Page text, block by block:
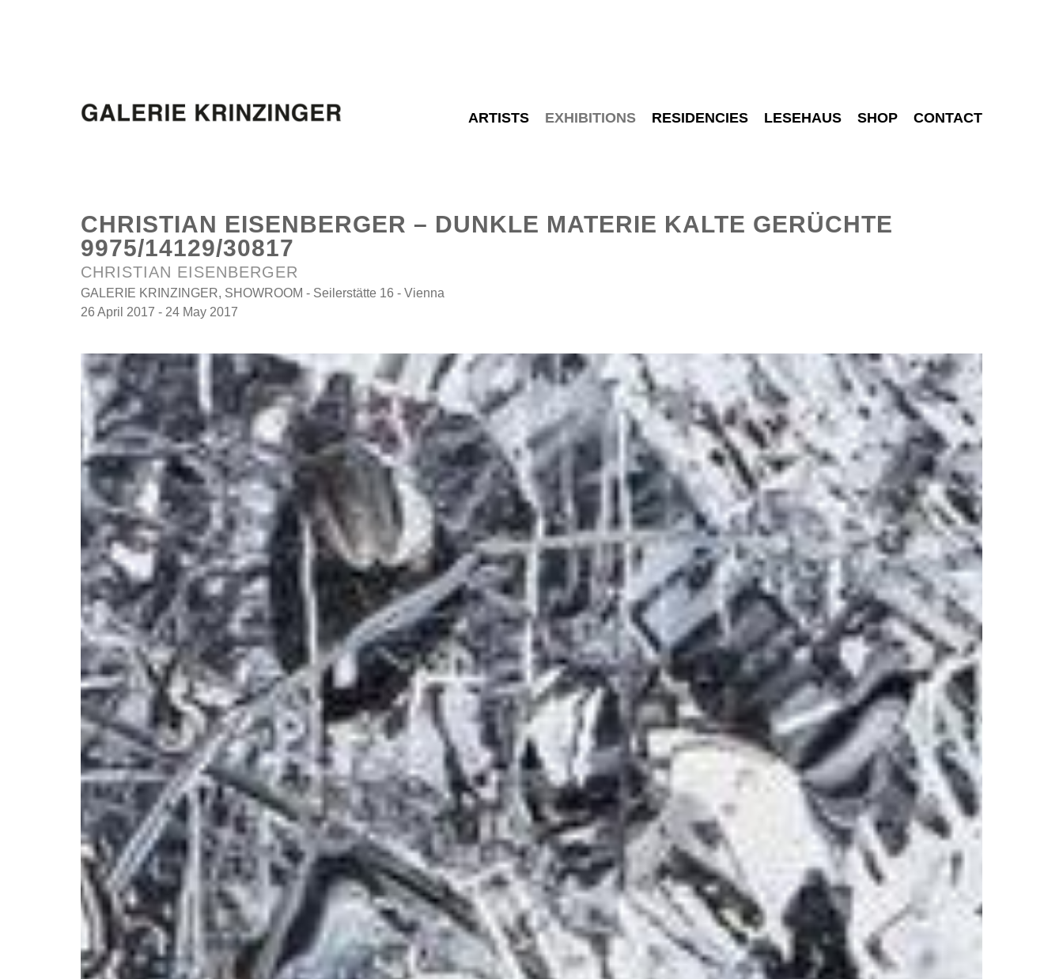
ARTISTS EXHIBITIONS RESIDENCIES LESEHAUS SHOP CONTACT
CHRISTIAN EISENBERGER – DUNKLE MATERIE KALTE GERÜCHTE
9975/14129/30817
CHRISTIAN EISENBERGER
GALERIE KRINZINGER, SHOWROOM - Seilerstätte 16 - Vienna
26 April 2017 - 24 May 2017